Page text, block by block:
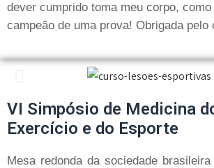
dever cumprido toma meu corpo,
campeão de uma prova! Obrigada pelo
VI Simpósio de Medicina
Exercício e do Esporte
Mesa redonda da sociedade